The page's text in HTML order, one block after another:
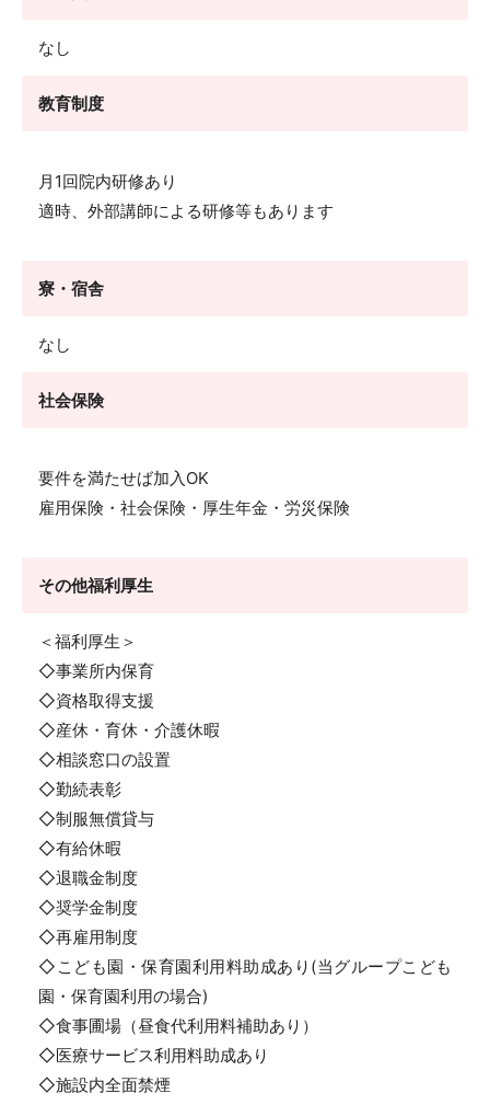
なし
教育制度
月1回院内研修あり
適時、外部講師による研修等もあります
寮・宿舎
なし
社会保険
要件を満たせば加入OK
雇用保険・社会保険・厚生年金・労災保険
その他福利厚生
＜福利厚生＞
◇事業所内保育
◇資格取得支援
◇産休・育休・介護休暇
◇相談窓口の設置
◇勤続表彰
◇制服無償貸与
◇有給休暇
◇退職金制度
◇奨学金制度
◇再雇用制度
◇こども園・保育園利用料助成あり(当グループこども
園・保育園利用の場合)
◇食事圃場（昼食代利用料補助あり）
◇医療サービス利用料助成あり
◇施設内全面禁煙